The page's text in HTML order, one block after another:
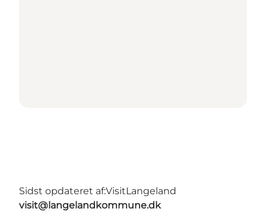
Sidst opdateret af:VisitLangeland
visit@langelandkommune.dk